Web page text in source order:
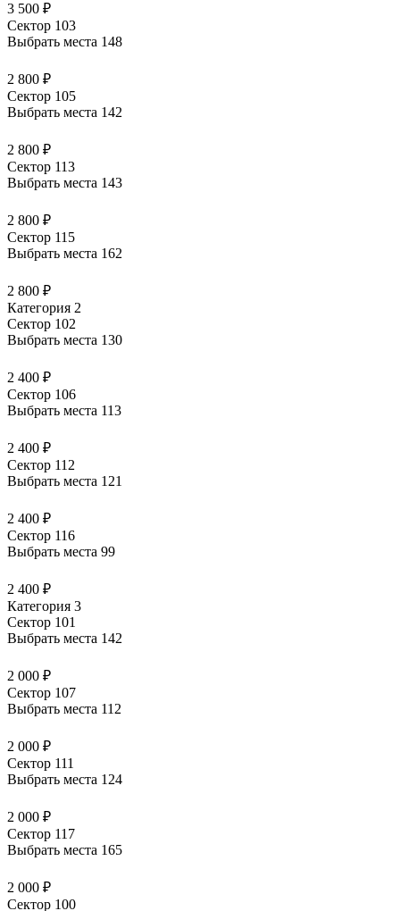
3 500 ₽
Сектор 103
Выбрать места 148
2 800 ₽
Сектор 105
Выбрать места 142
2 800 ₽
Сектор 113
Выбрать места 143
2 800 ₽
Сектор 115
Выбрать места 162
2 800 ₽
Категория 2
Сектор 102
Выбрать места 130
2 400 ₽
Сектор 106
Выбрать места 113
2 400 ₽
Сектор 112
Выбрать места 121
2 400 ₽
Сектор 116
Выбрать места 99
2 400 ₽
Категория 3
Сектор 101
Выбрать места 142
2 000 ₽
Сектор 107
Выбрать места 112
2 000 ₽
Сектор 111
Выбрать места 124
2 000 ₽
Сектор 117
Выбрать места 165
2 000 ₽
Сектор 100